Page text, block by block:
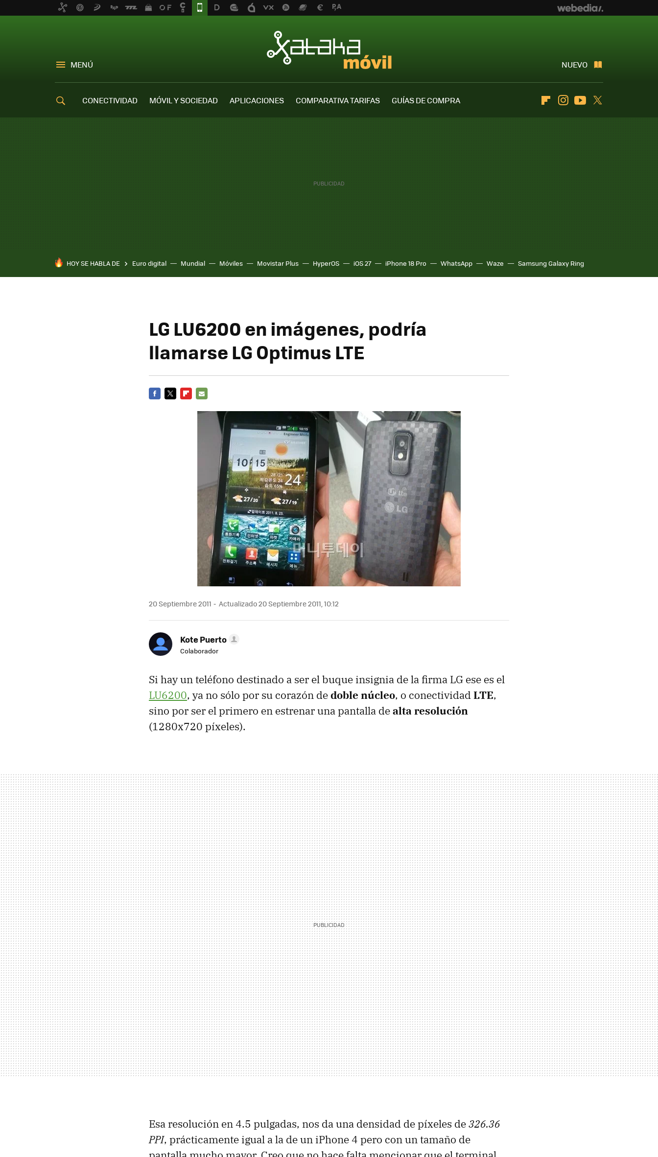
MENÚ NUEVO
CONECTIVIDAD MÓVIL Y SOCIEDAD APLICACIONES COMPARATIVA TARIFAS
GUÍAS DE COMPRA
FlipboardInstagramYoutube
HOY SE HABLA DE Euro digital Mundial Móviles Movistar Plus HyperOS iOS 27 iPhone 18 Pro WhatsApp Waze Samsung Galaxy Ring
LG LU6200 en imágenes, podría
llamarse LG Optimus LTE
MAIL
20 Septiembre 2011 Actualizado 20 Septiembre 2011, 10:12
Kote Puerto
Colaborador
Si hay un teléfono destinado a ser el buque insignia de la firma LG ese es el
LU6200, ya no sólo por su corazón dedoble núcleo, o conectividad LTE,
sino por ser el primero en estrenar una pantalla dealta resolución
(1280x720 píxeles).
Esa resolución en 4.5 pulgadas, nos da una densidad de píxeles de326.36
PPI, prácticamente igual a la de un iPhone 4 pero con un tamaño de